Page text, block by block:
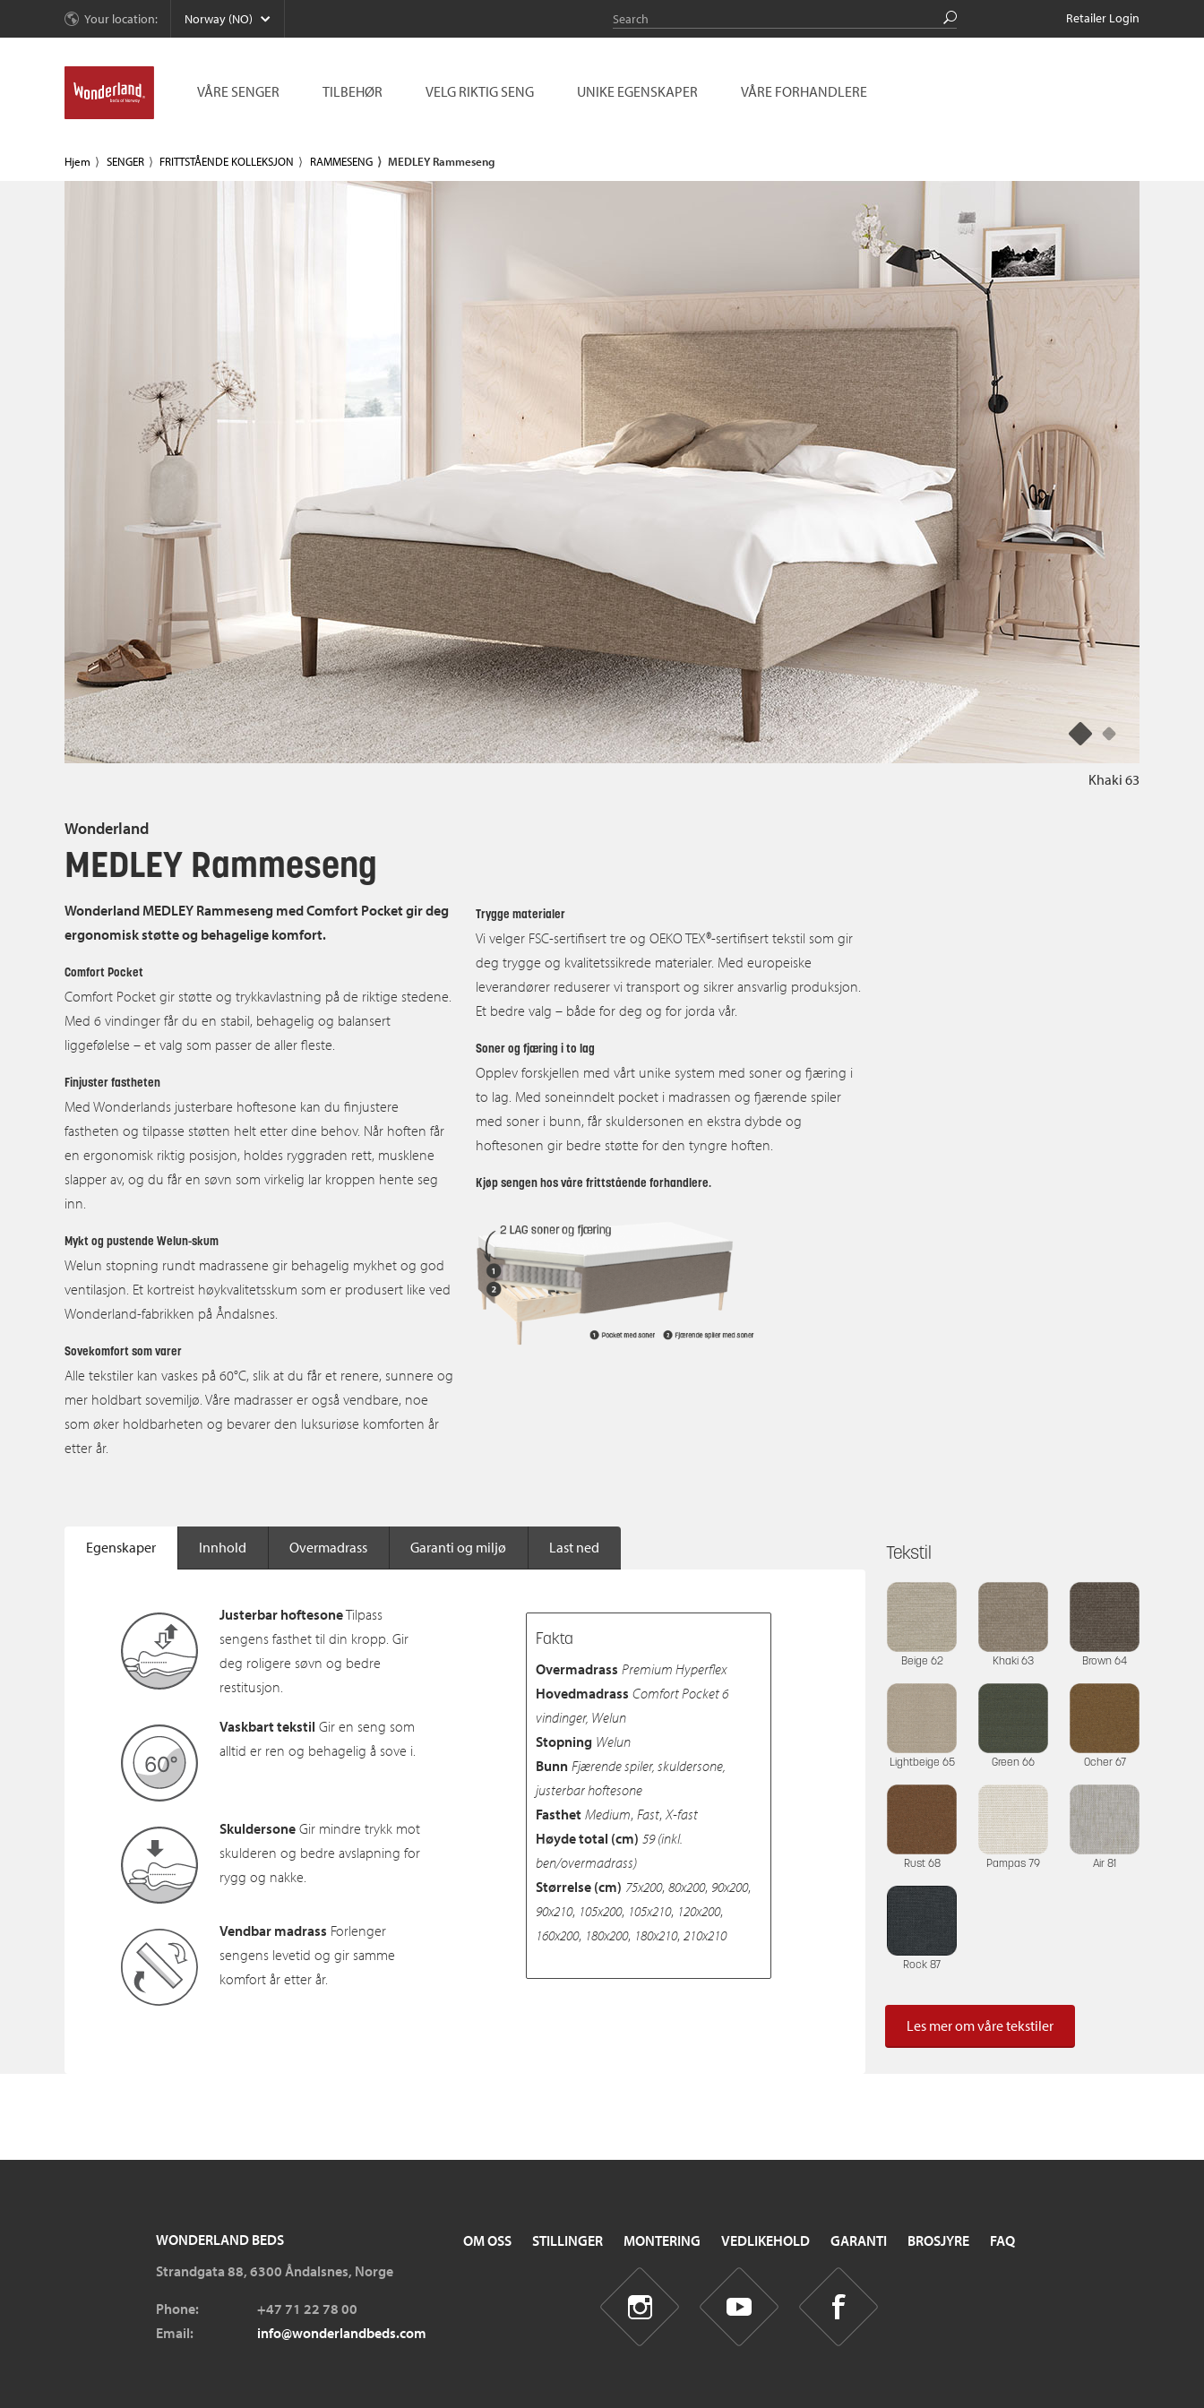
Your location: Norway (NO) Retailer Login
VÅRE SENGER TILBEHØR VELG RIKTIG SENG UNIKE EGENSKAPER VÅRE FORHANDLERE
Hjem SENGER FRITTSTÅENDE KOLLEKSJON RAMMESENG MEDLEY Rammeseng
Khaki 63
Wonderland
MEDLEY Rammeseng
Wonderland MEDLEY Rammeseng med Comfort Pocket gir deg
ergonomisk støtte og behagelige komfort.
Comfort Pocket
Comfort Pocket gir støtte og trykkavlastning på de riktige stedene.
Med 6 vindinger får du en stabil, behagelig og balansert
liggefølelse – et valg som passer de aller fleste.
Finjuster fastheten
Med Wonderlands justerbare hoftesone kan du finjustere
fastheten og tilpasse støtten helt etter dine behov. Når hoften får
en ergonomisk riktig posisjon, holdes ryggraden rett, musklene
slapper av, og du får en søvn som virkelig lar kroppen hente seg
inn.
Mykt og pustende Welun-skum
Welun stopning rundt madrassene gir behagelig mykhet og god
ventilasjon. Et kortreist høykvalitetsskum som er produsert like ved
Wonderland-fabrikken på Åndalsnes.
Sovekomfort som varer
Alle tekstiler kan vaskes på 60°C, slik at du får et renere, sunnere og
mer holdbart sovemiljø. Våre madrasser er også vendbare, noe
som øker holdbarheten og bevarer den luksuriøse komforten år
etter år.
Trygge materialer
Vi velger FSC-sertifisert tre og OEKO TEX®-sertifisert tekstil som gir
deg trygge og kvalitetssikrede materialer. Med europeiske
leverandører reduserer vi transport og sikrer ansvarlig produksjon.
Et bedre valg – både for deg og for jorda vår.
Soner og fjæring i to lag
Opplev forskjellen med vårt unike system med soner og fjæring i
to lag. Med soneinndelt pocket i madrassen og fjærende spiler
med soner i bunn, får skuldersonen en ekstra dybde og
hoftesonen gir bedre støtte for den tyngre hoften.
Kjøp sengen hos våre frittstående forhandlere.
Egenskaper
Justerbar hoftesoneTilpass
sengens fasthet til din kropp. Gir
deg roligere søvn og bedre
restitusjon.
Vaskbart tekstil Gir en seng som
alltid er ren og behagelig å sove i.
Skuldersone Gir mindre trykk mot
skulderen og bedre avslapning for
rygg og nakke.
Vendbar madrass Forlenger
sengens levetid og gir samme
komfort år etter år.
Fakta
Overmadrass Premium Hyperflex
Hovedmadrass Comfort Pocket 6
vindinger, Welun
Stopning Welun
Bunn Fjærende spiler, skuldersone,
justerbar hoftesone
Fasthet Medium, Fast,X-fast
Høyde total (cm) 59 (inkl.
ben/overmadrass)
Størrelse (cm) 75x200,80x200, 90x200,
90x210, 105x200, 105x210, 120x200,
160x200, 180x200, 180x210,210x210
Innhold Overmadrass Garanti og miljø Last ned Tekstil
Beige 62 Khaki 63 Brown 64
Lightbeige 65 Green 66 Ocher 67
Rust 68 Pampas 79 Air 81
Rock 87
Les mer om våre tekstiler
OM OSS STILLINGER MONTERING VEDLIKEHOLD GARANTI BROSJYRE FAQ
WONDERLAND BEDS
Strandgata 88, 6300 Åndalsnes, Norge
Phone:
+47 71 22 78 00
Email:
info@wonderlandbeds.com